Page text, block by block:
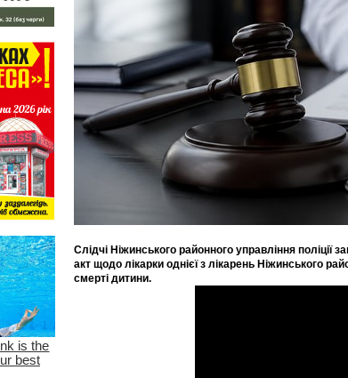
Слідчі Ніжинського районного управління
акт щодо лікарки однієї з лікарень Ніжинського
смерті дитини.